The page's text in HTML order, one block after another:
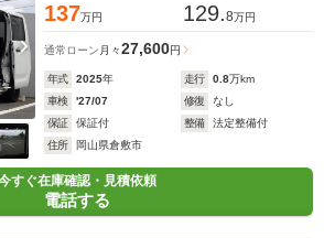
137万円 129.8万円
通常ローン 月々27,600円
年式 2025年 走行 0.8万km
車検
'27/07 修復
なし
保証
保証付 整備
法定整備付
住所
岡山県倉敷市
すぐ在庫確認・見積依頼
電話する